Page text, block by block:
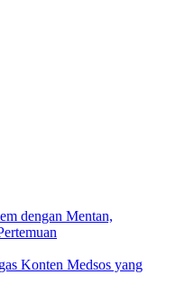
dengan Mentan,
Konten Medsos yang